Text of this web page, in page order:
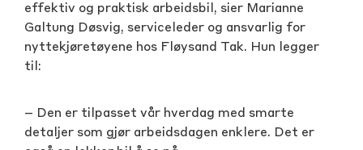
effektiv og praktisk arbeidsbil, sier Marianne
Galtung Døsvig, serviceleder og ansvarlig for
nyttekjøretøyene hos Fløysand Tak. Hun legger
til:
– Den er tilpasset vår hverdag med smarte
detaljer som gjør arbeidsdagen enklere. Det er